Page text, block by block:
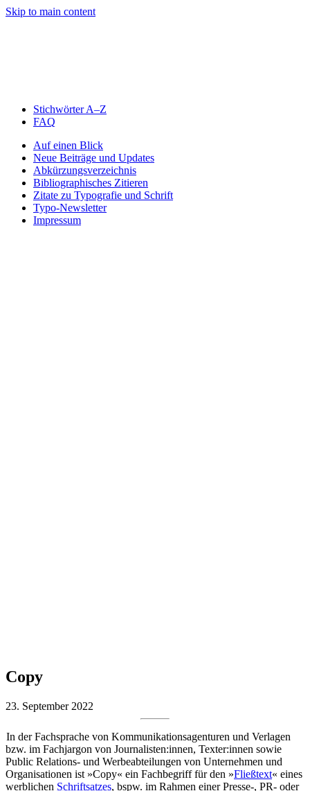
Skip to main content
Stichwörter A–Z
FAQ
Auf einen Blick
Neue Beiträge und Updates
Abkürzungsverzeichnis
Bibliographisches Zitieren
Zitate zu Typografie und Schrift
Typo-Newsletter
Impressum
Copy
23. September 2022
In der Fachsprache von Kommunikationsagenturen und Verlagen
bzw. im Fachjargon von Journalisten:innen, Texter:innen sowie
Public Relations- und Werbeabteilungen von Unternehmen und
Organisationen ist »Copy« ein Fachbegriff für den »Fließtext« eines
werblichen Schriftsatzes, bspw. im Rahmen einer Presse-, PR- oder